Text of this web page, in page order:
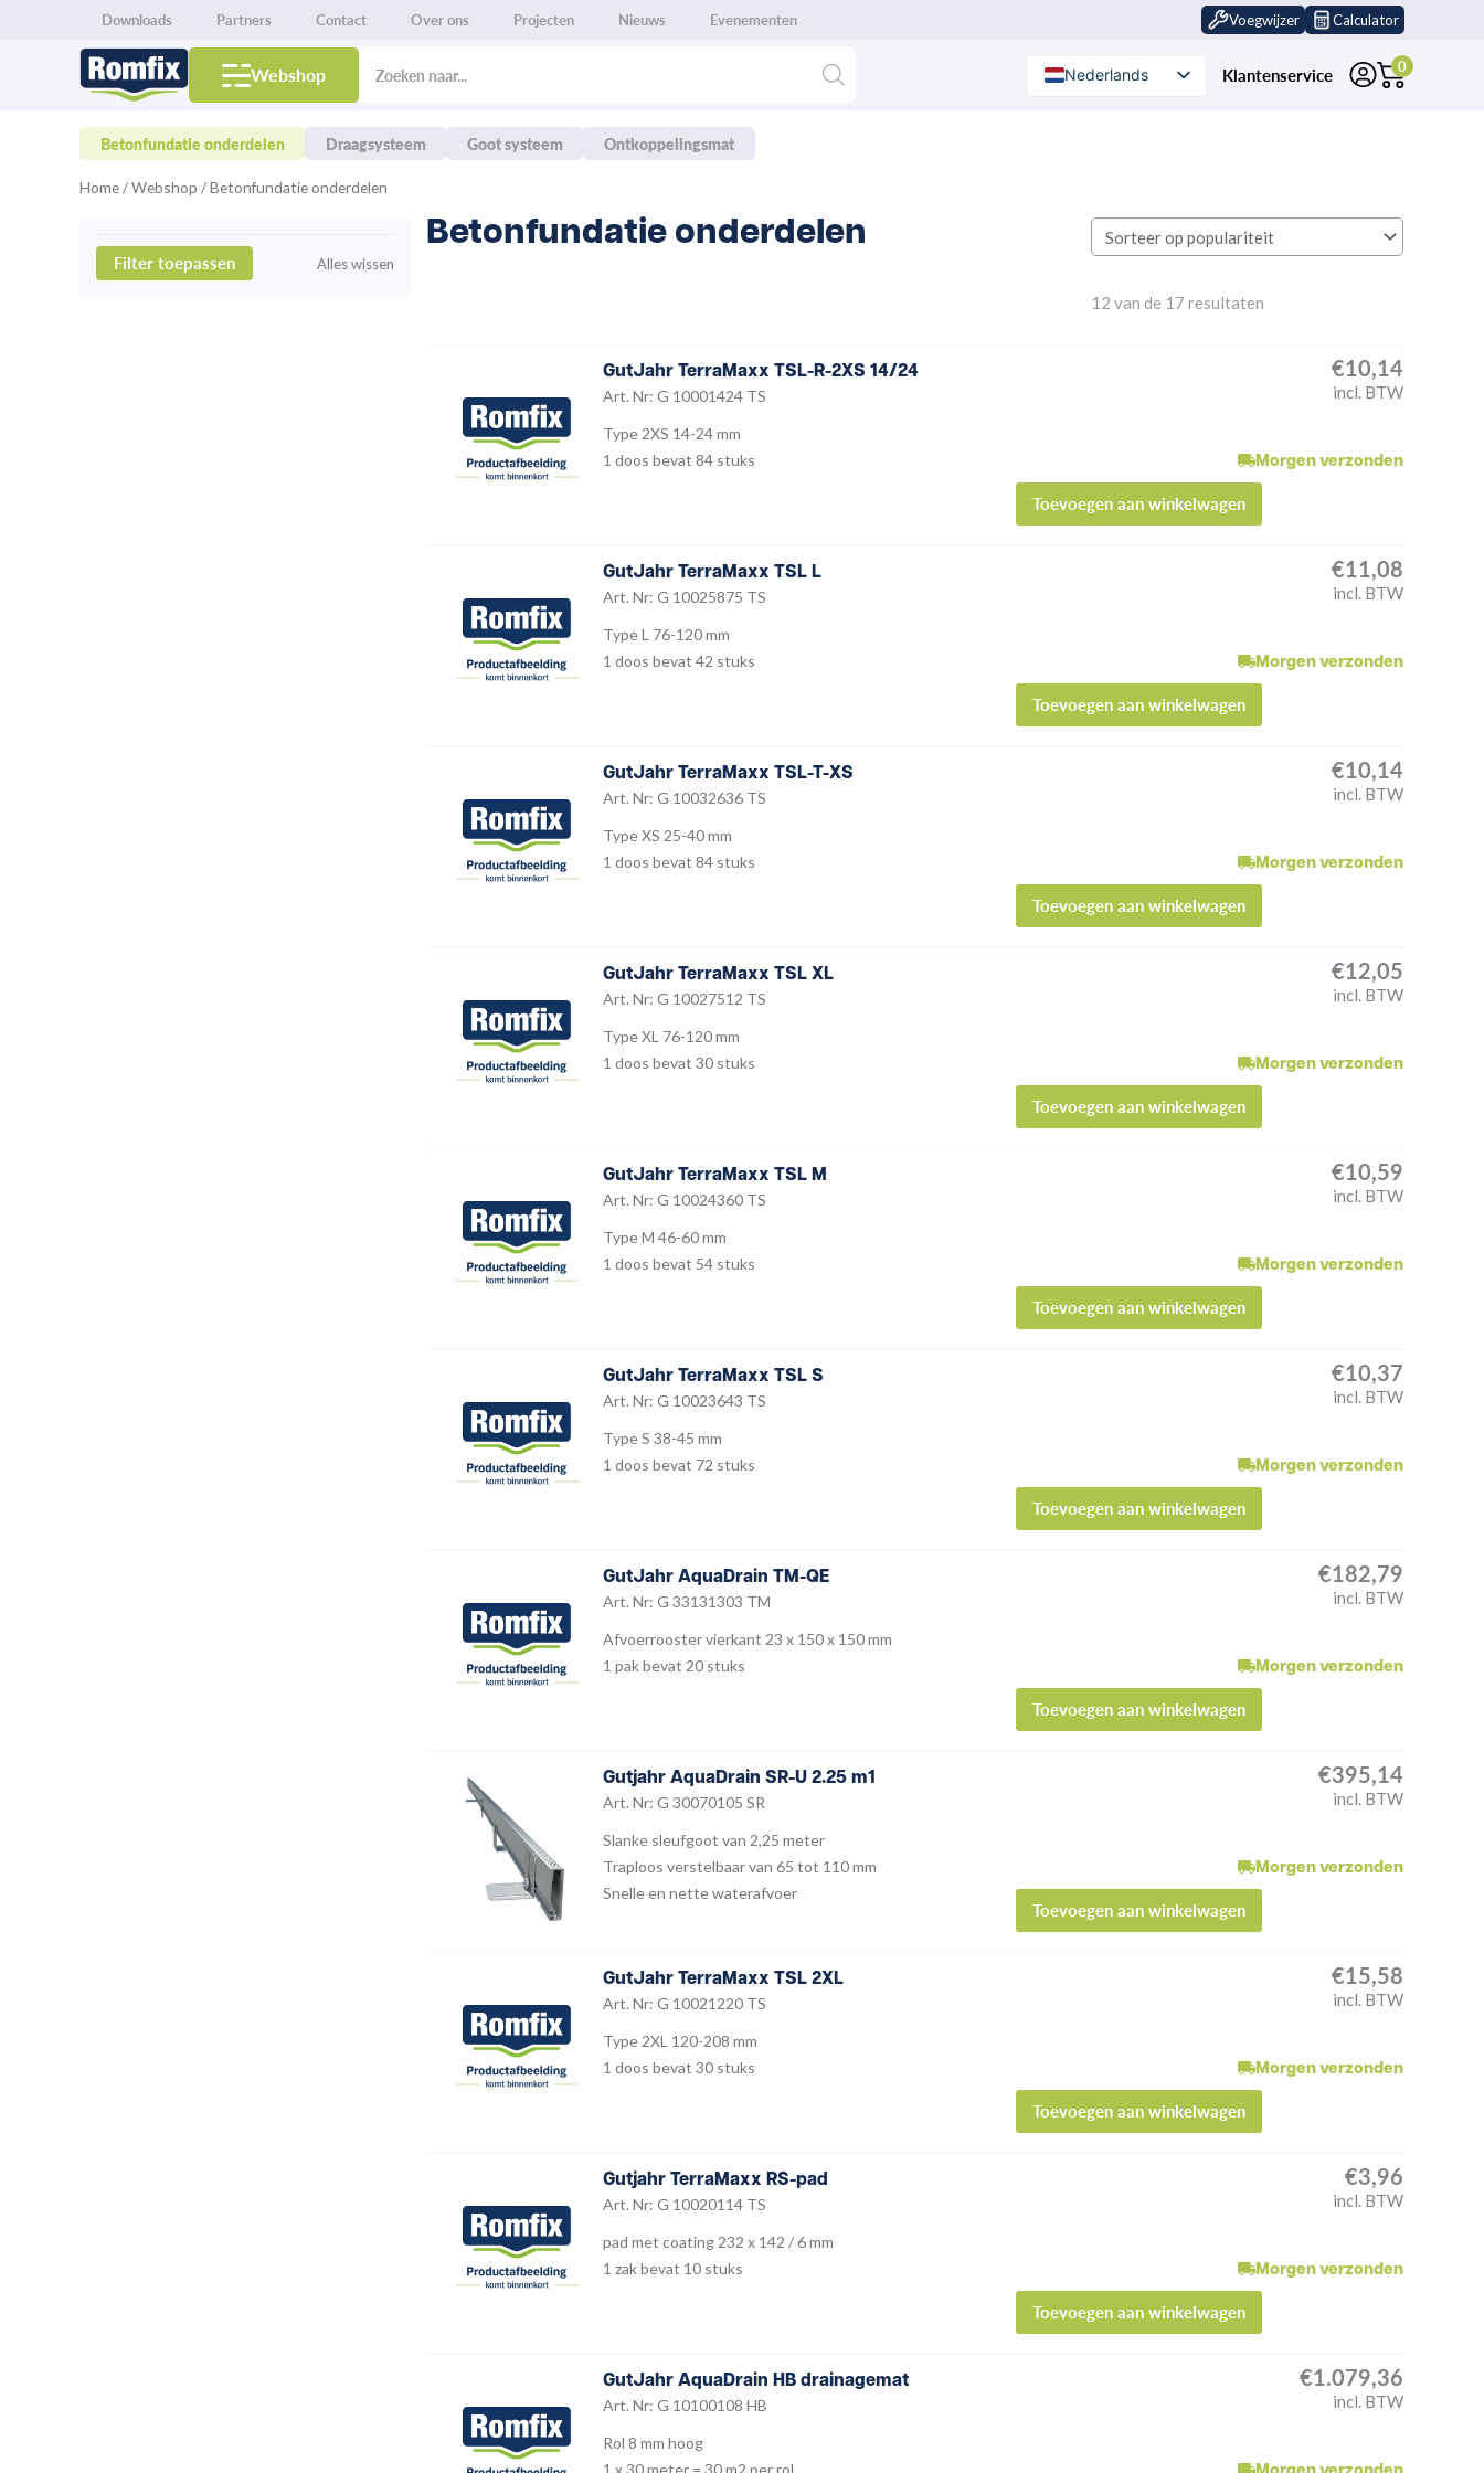
Downloads Partners Contact Over ons Projecten Nieuws Evenementen Voegwijzer Calculator
Webshop
Producten
zoeken
Nederlands
Klantenservice 0
Betonfundatie onderdelen Draagsysteem Goot systeem Ontkoppelingsmat
Home/Webshop / Betonfundatie onderdelen
Filter toepassen Alles wissen
Betonfundatie onderdelen
12 van de 17 resultaten
GutJahr TerraMaxx TSL-R-2XS 14/24
Art. Nr: G 10001424 TS
Type 2XS 14-24 mm
1 doos bevat 84 stuks
€10,14
incl. BTW
Morgen verzonden
Toevoegen aan winkelwagen
GutJahr TerraMaxx TSL L
Art. Nr: G 10025875 TS
Type L 76-120 mm
1 doos bevat 42 stuks
€11,08
incl. BTW
Morgen verzonden
Toevoegen aan winkelwagen
GutJahr TerraMaxx TSL-T-XS
Art. Nr: G 10032636 TS
Type XS 25-40 mm
1 doos bevat 84 stuks
€10,14
incl. BTW
Morgen verzonden
Toevoegen aan winkelwagen
GutJahr TerraMaxx TSL XL
Art. Nr: G 10027512 TS
Type XL 76-120 mm
1 doos bevat 30 stuks
€12,05
incl. BTW
Morgen verzonden
Toevoegen aan winkelwagen
GutJahr TerraMaxx TSL M
Art. Nr: G 10024360 TS
Type M 46-60 mm
1 doos bevat 54 stuks
€10,59
incl. BTW
Morgen verzonden
Toevoegen aan winkelwagen
GutJahr TerraMaxx TSL S
Art. Nr: G 10023643 TS
Type S 38-45 mm
1 doos bevat 72 stuks
€10,37
incl. BTW
Morgen verzonden
Toevoegen aan winkelwagen
GutJahr AquaDrain TM-QE
Art. Nr: G 33131303 TM
Afvoerrooster vierkant 23 x 150 x 150 mm
1 pak bevat 20 stuks
€182,79
incl. BTW
Morgen verzonden
Toevoegen aan winkelwagen
Gutjahr AquaDrain SR-U 2.25 m1
Art. Nr: G 30070105 SR
Slanke sleufgoot van 2,25 meter
Traploos verstelbaar van 65 tot 110 mm
Snelle en nette waterafvoer
€395,14
incl. BTW
Morgen verzonden
Toevoegen aan winkelwagen
GutJahr TerraMaxx TSL 2XL
Art. Nr: G 10021220 TS
Type 2XL 120-208 mm
1 doos bevat 30 stuks
€15,58
incl. BTW
Morgen verzonden
Toevoegen aan winkelwagen
Gutjahr TerraMaxx RS-pad
Art. Nr: G 10020114 TS
pad met coating 232 x 142 / 6 mm
1 zak bevat 10 stuks
€3,96
incl. BTW
Morgen verzonden
Toevoegen aan winkelwagen
GutJahr AquaDrain HB drainagemat
Art. Nr: G 10100108 HB
Rol 8 mm hoog
1 x 30 meter = 30 m2 per rol
€1.079,36
incl. BTW